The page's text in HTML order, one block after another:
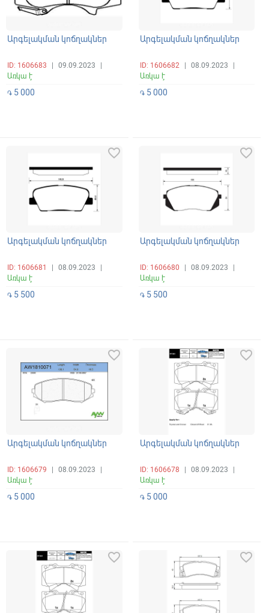
Արգելակման կոճղակներ
ID: 1606683 09.09.2023
Առկա է
֏ 5 000
Արգելակման կոճղակներ
ID: 1606682 08.09.2023
Առկա է
֏5 000
Արգելակման կոճղակներ
ID: 1606681 08.09.2023
Առկա է
favorite_border
֏ 5 500
Արգելակման կոճղակներ
ID: 1606680 08.09.2023
Առկա է
favorite_border
֏5 500
Արգելակման կոճղակներ
ID: 1606679 08.09.2023
Առկա է
favorite_border
֏ 5 000
Արգելակման կոճղակներ
ID: 1606678 08.09.2023
Առկա է
favorite_border
֏5 000
favorite_border favorite_border